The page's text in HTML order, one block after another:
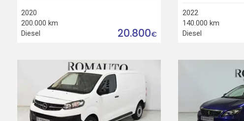
2020
200.000 km
Diesel
20.800€
2022
140.000 km
Diesel